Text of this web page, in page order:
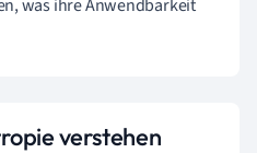
was ihre Anwendbarkeit
verstehen